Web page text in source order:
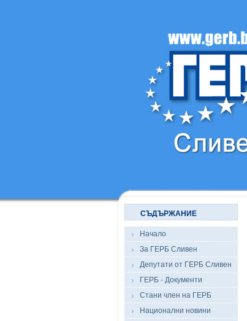
СЪДЪРЖАНИЕ
Начало
За ГЕРБ Сливен
Депутати от ГЕРБ Сливен
ГЕРБ - Документи
Стани член на ГЕРБ
Национални новини